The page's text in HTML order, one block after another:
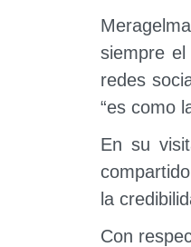
siempre
redes
“es como
En su
la
Con